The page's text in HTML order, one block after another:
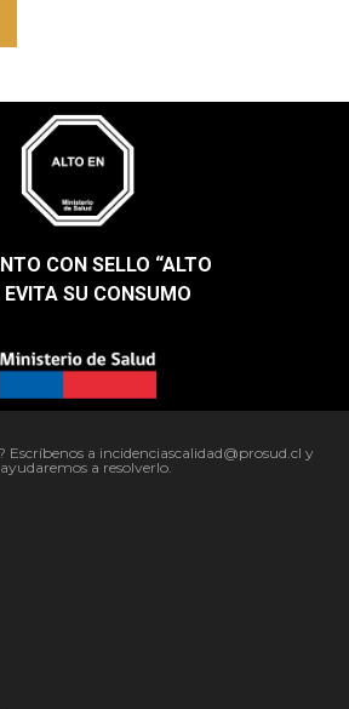
CON SELLO “ALTO
EVITA SU CONSUMO​
Escríbenos a incidenciascalidad@prosud.cl y
a resolverlo.